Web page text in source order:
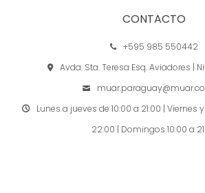
CONTACTO
+595 985 550442
Avda. Sta. Teresa Esq. Aviadores |
Lunes a jueves de 10:00 a 21:00 | Viernes
22:00 | Domingos 10:00 a